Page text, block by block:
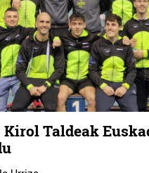
Kirol Taldeak